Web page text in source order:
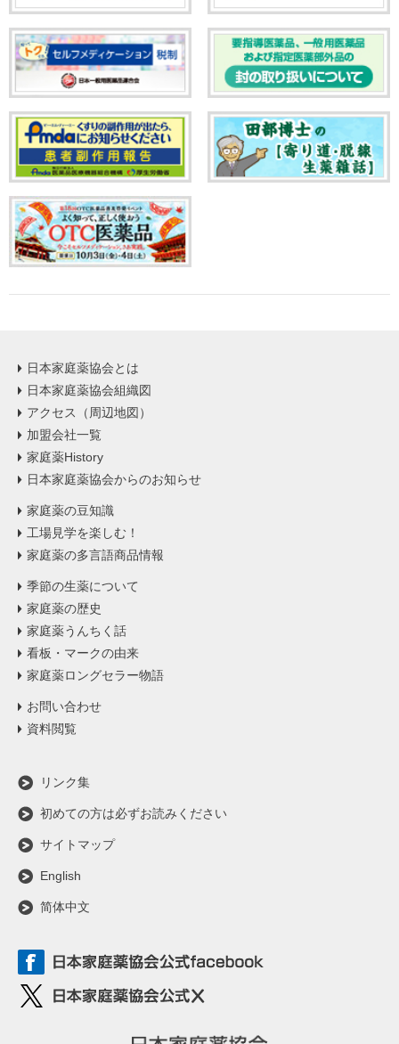
日本家庭薬協会とは
日本家庭薬協会組織図
アクセス（周辺地図）
加盟会社一覧
家庭薬History
日本家庭薬協会からのお知らせ
家庭薬の豆知識
工場見学を楽しむ！
家庭薬の多言語商品情報
季節の生薬について
家庭薬の歴史
家庭薬うんちく話
看板・マークの由来
家庭薬ロングセラー物語
お問い合わせ
資料閲覧
リンク集
初めての方は必ずお読みください
サイトマップ
English
简体中文